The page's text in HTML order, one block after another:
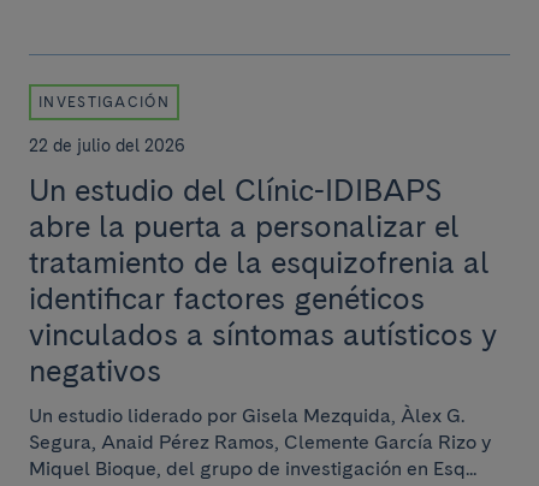
INVESTIGACIÓN
22 de julio del 2026
Un estudio del Clínic-IDIBAPS
abre la puerta a personalizar el
tratamiento de la esquizofrenia al
identificar factores genéticos
vinculados a síntomas autísticos y
negativos
Un estudio liderado por Gisela Mezquida, Àlex G.
Segura, Anaid Pérez Ramos, Clemente García Rizo y
Miquel Bioque, del grupo de investigación en Esq...